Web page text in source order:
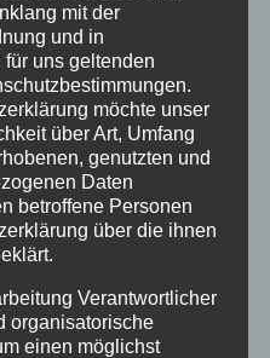
mit der
und in
uns geltenden
möchte unser
über Art, Umfang
genutzten und
Daten
betroffene Personen
über die ihnen
Verantwortlicher
organisatorische
einen möglichst